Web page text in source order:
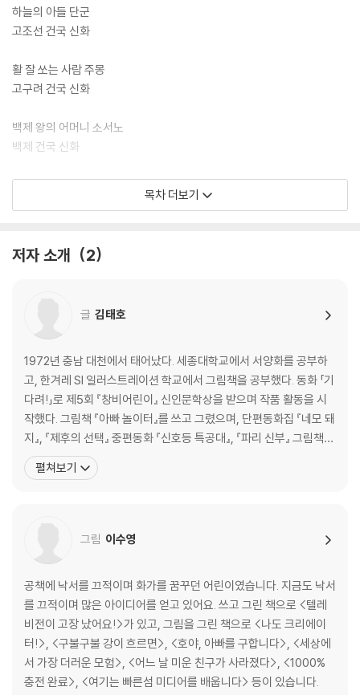
하늘의 아들 단군
고조선 건국 신화
활 잘 쏘는 사람 주몽
고구려 건국 신화
백제 왕의 어머니 소서노
백제 건국 신화
하늘이 내린 인연, 박혁거세와 알영
가야 건국 신화
목차 더보기
저자 소개 2
글 김태호
1972년 충남 대천에서 태어났다. 세종대학교에서 서양화를 공부하
고, 한겨레 SI 일러스트레이션 학교에서 그림책을 공부했다. 동화 「기
다려!」로 제5회 『창비어린이』 신인문학상을 받으며 작품 활동을 시
작했다. 그림책 『아빠 놀이터』를 쓰고 그렸으며, 단편동화집 『네모 돼
지』, 『제후의 선택』 중편동화 『신호등 특공대』, 『파리 신부』 그림책
『아빠 놀이터』, 『삐딱이를찾아라』, 『엉덩이 학교』, 청소년 소설 『별을
지키는 아이들』, 『일 퍼센트』 등을 썼다. 단편동화집 『제후의 선택』으
펼쳐보기
그림 이수영
공책에 낙서를 끄적이며 화가를 꿈꾸던 어린이였습니다. 지금도 낙서
를 끄적이며 많은 아이디어를 얻고 있어요. 쓰고 그린 책으로 <텔레
비전이 고장 났어요!>가 있고, 그림을 그린 책으로 <나도 크리에이
터!>, <구불구불 강이 흐르면>, <호야, 아빠를 구합니다>, <세상에
서 가장 더러운 모험>, <어느 날 미운 친구가 사라졌다>, <1000%
충전 완료>, <여기는 빠른섬 미디어를 배웁니다> 등이 있습니다.